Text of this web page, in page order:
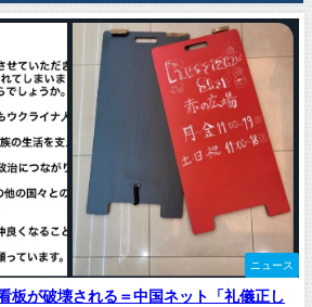
ニュース
板が破壊される＝中国ネット「礼儀正し